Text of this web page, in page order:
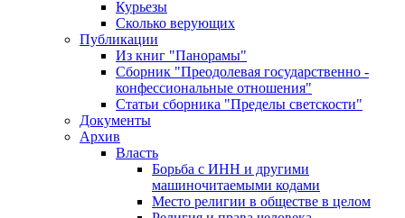
Курьезы
Сколько верующих
Публикации
Из книг "Панорамы"
Сборник "Преодолевая государственно -
конфессиональные отношения"
Статьи сборника "Пределы светскости"
Документы
Архив
Власть
Борьба с ИНН и другими
машиночитаемыми кодами
Место религии в обществе в целом